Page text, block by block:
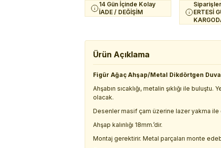
14 Gün İçinde Kolay
İADE / DEĞİŞİM
ERTESİ
Ürün Açıklama
Figür Ağaç Ahşap/Metal Dikdörtgen
Ahşabın sıcaklığı, metalin şıklığı ile
olacak.
Desenler masif çam üzerine lazer yakma ile
Ahşap kalınlığı 18mm.’dir.
Montaj gerektirir. Metal parçaları monte